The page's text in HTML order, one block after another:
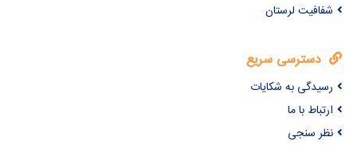
شفافیت لرستان
دسترسی سریع
رسیدگی به شکایات
ارتباط با ما
نظر سنجی